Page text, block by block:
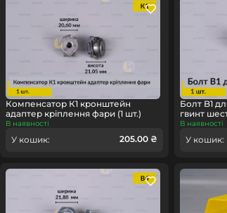
Компенсатор К1 кронштейн
адаптер кріплення фари (1 шт.)
В наявності
У кошик: 205.00 ₴
Болт B1
гвинт
В наявності
У кошик: